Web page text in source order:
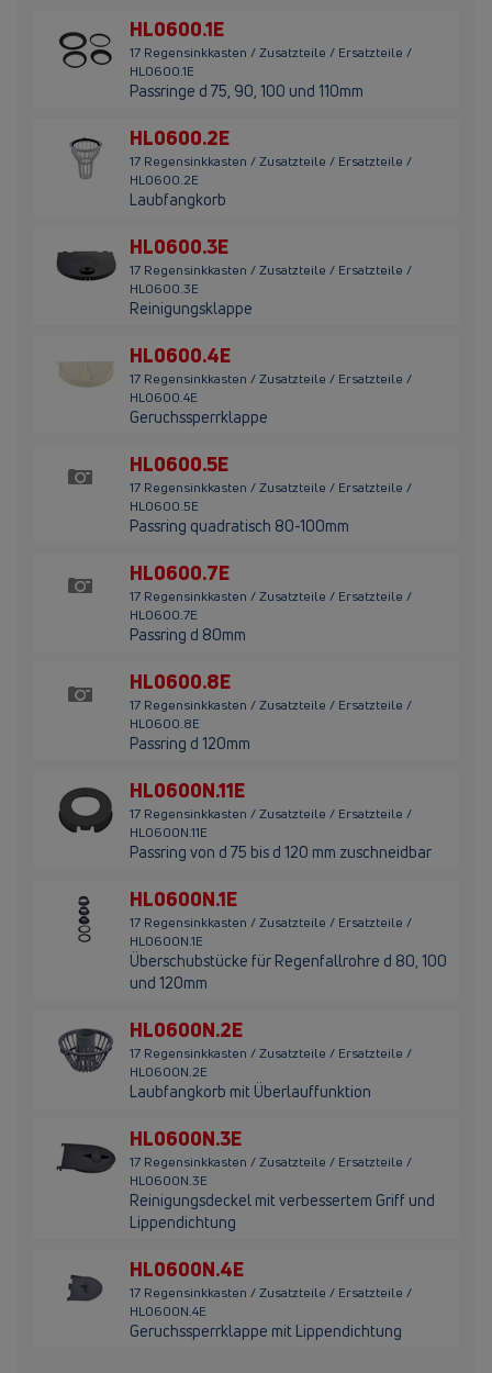
HL0600.1E
17 Regensinkkasten / Zusatzteile / Ersatzteile /
HL0600.1E
Passringe d 75, 90, 100 und 110mm
HL0600.2E
17 Regensinkkasten / Zusatzteile / Ersatzteile /
HL0600.2E
Laubfangkorb
HL0600.3E
17 Regensinkkasten / Zusatzteile / Ersatzteile /
HL0600.3E
Reinigungsklappe
HL0600.4E
17 Regensinkkasten / Zusatzteile / Ersatzteile /
HL0600.4E
Geruchssperrklappe
HL0600.5E
17 Regensinkkasten / Zusatzteile / Ersatzteile /
HL0600.5E
Passring quadratisch 80-100mm
HL0600.7E
17 Regensinkkasten / Zusatzteile / Ersatzteile /
HL0600.7E
Passring d 80mm
HL0600.8E
17 Regensinkkasten / Zusatzteile / Ersatzteile /
HL0600.8E
Passring d 120mm
HL0600N.11E
17 Regensinkkasten / Zusatzteile / Ersatzteile /
HL0600N.11E
Passring von d 75 bis d 120 mm zuschneidbar
HL0600N.1E
17 Regensinkkasten / Zusatzteile / Ersatzteile /
HL0600N.1E
Überschubstücke für Regenfallrohre d 80, 100
und 120mm
HL0600N.2E
17 Regensinkkasten / Zusatzteile / Ersatzteile /
HL0600N.2E
Laubfangkorb mit Überlauffunktion
HL0600N.3E
17 Regensinkkasten / Zusatzteile / Ersatzteile /
HL0600N.3E
Reinigungsdeckel mit verbessertem Griff und
Lippendichtung
HL0600N.4E
17 Regensinkkasten / Zusatzteile / Ersatzteile /
HL0600N.4E
Geruchssperrklappe mit Lippendichtung